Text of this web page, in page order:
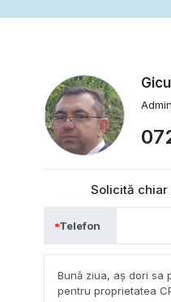
Solicită
Telefon